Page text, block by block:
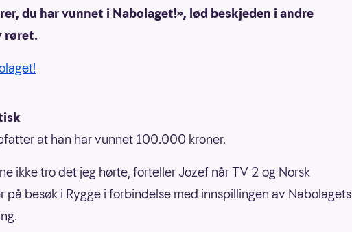
du har vunnet i Nabolaget!», lød beskjeden i andre
røret.
at han har vunnet 100.000 kroner.
ikke tro det jeg hørte, forteller Jozef når TV 2 og Norsk
på besøk i Rygge i forbindelse med innspillingen av Nabolagets